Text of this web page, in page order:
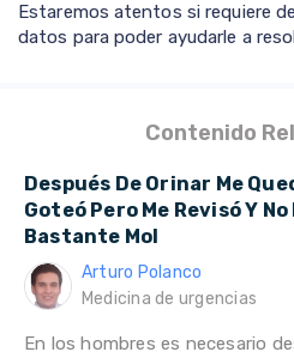
Estaremos atentos si requiere
datos para poder ayudarle a
Contenido
Después De Orinar Me
Goteó Pero Me Revisó Y
Bastante Mol
Arturo Polanco
Medicina de urgencias
En los hombres es necesario